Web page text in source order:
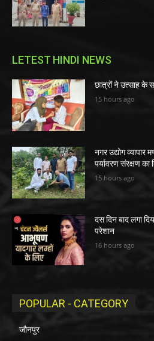
LETEST HINDI NEWS
छात्रों ने उत्साह के
15 hours ago
नगर उद्योग व्यापार
पर्यावरण संरक्षण का
15 hours ago
दस दिन बाद लगा
परेशान
16 hours ago
POPULAR - CATEGORY
जौनपुर